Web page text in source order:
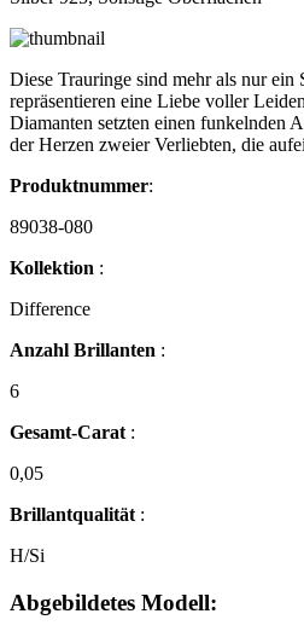
Diese Trauringe sind mehr als nur ein
repräsentieren eine Liebe voller
Diamanten setzten einen funkelnden
der Herzen zweier Verliebten, die
Produktnummer:
89038-080
Kollektion :
Difference
Anzahl Brillanten :
6
Gesamt-Carat :
0,05
Brillantqualität :
H/Si
Abgebildetes Modell: